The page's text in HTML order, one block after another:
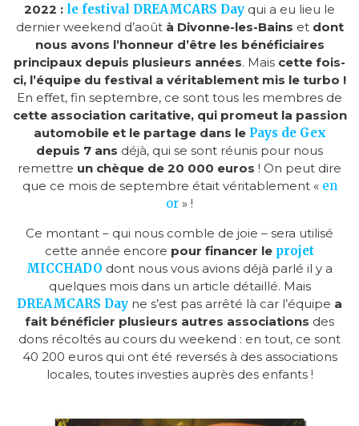
2022 : le festival DREAMCARS Day qui a eu lieu le
dernier weekend d’août à Divonne-les-Bains et dont
nous avons l’honneur d’être les bénéficiaires
principaux depuis plusieurs années. Mais cette fois-
ci, l’équipe du festival a véritablement mis le turbo !
En effet, fin septembre, ce sont tous les membres de
cette association caritative, qui promeut la passion
automobile et le partage dans le Pays de Gex
depuis 7 ans déjà, qui se sont réunis pour nous
remettre un chèque de 20 000 euros ! On peut dire
que ce mois de septembre était véritablement « en
or » !
Ce montant – qui nous comble de joie – sera utilisé
cette année encore pour financer le projet
MICCHADO dont nous vous avions déjà parlé il y a
quelques mois dans un article détaillé. Mais
DREAMCARS Day ne s’est pas arrêté là car l’équipe a
fait bénéficier plusieurs autres associations des
dons récoltés au cours du weekend : en tout, ce sont
40 200 euros qui ont été reversés à des associations
locales, toutes investies auprès des enfants !